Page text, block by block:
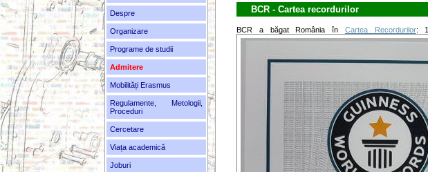
Despre
Organizare
Programe de studii
Admitere
Mobilități Erasmus
Regulamente, Metologii,
Proceduri
Cercetare
Viața academică
Joburi
BCR - Cartea recordurilor
BCR a băgat România în Cartea Recordurilor: